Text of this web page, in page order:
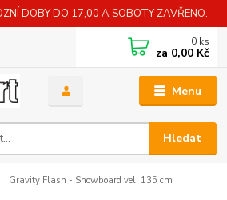
DOBY DO 17,00 A SOBOTY ZAVŘENO.
Menu
Hledat
0 ks
za 0,00 Kč
Gravity Flash - Snowboard vel. 135 cm